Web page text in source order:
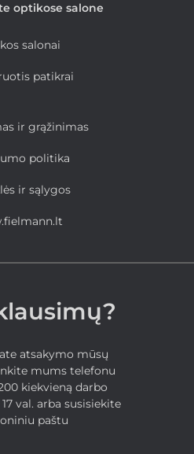
optikose salone
salonai
patikrai
ir grąžinimas
politika
ir sąlygos
atsakymo mūsų
mums telefonu
kiekvieną darbo
val. arba susisiekite
paštu